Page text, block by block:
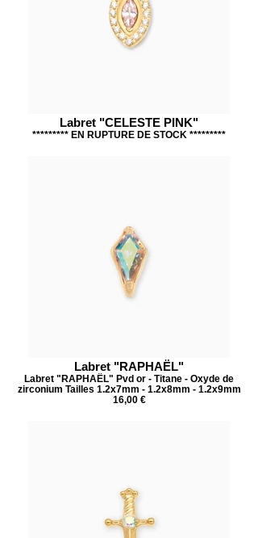
Labret "CELESTE PINK"
********* EN RUPTURE DE STOCK *********
Labret "RAPHAËL"
Labret "RAPHAËL" Pvd or - Titane - Oxyde de
zirconium Tailles 1.2x7mm - 1.2x8mm - 1.2x9mm
16,00 €